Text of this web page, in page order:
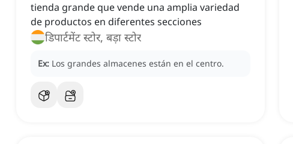
tienda grande que vende una amplia variedad
de productos en diferentes secciones
डिपार्टमेंट स्टोर, बड़ा स्टोर
Ex: Los grandes almacenes están en el centro.